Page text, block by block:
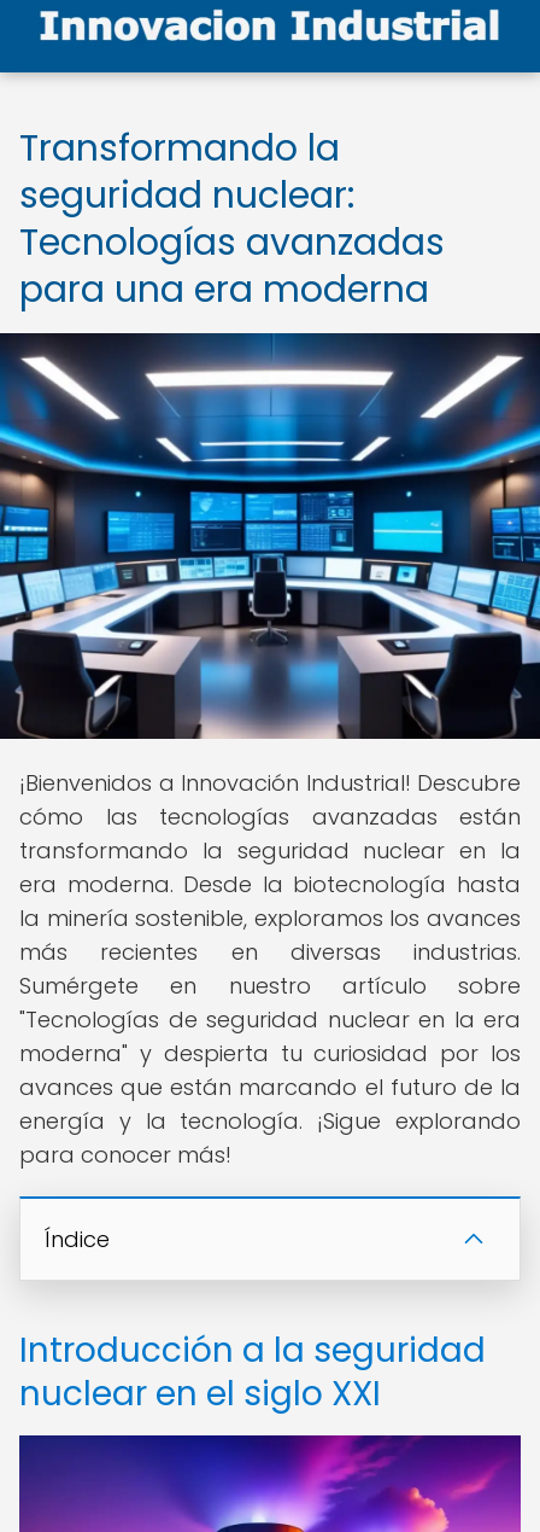
Transformando la
seguridad nuclear:
Tecnologías avanzadas
para una era moderna
¡Bienvenidos a Innovación Industrial! Descubre
cómo las tecnologías avanzadas están
transformando la seguridad nuclear en la
era moderna. Desde la biotecnología hasta
la minería sostenible, exploramos los avances
más recientes en diversas industrias.
Sumérgete en nuestro artículo sobre
"Tecnologías de seguridad nuclear en la era
moderna" y despierta tu curiosidad por los
avances que están marcando el futuro de la
energía y la tecnología. ¡Sigue explorando
para conocer más!
Índice
Introducción a la seguridad
nuclear en el siglo XXI